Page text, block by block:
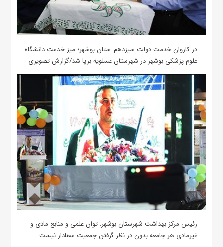
در کاروان خدمت دولت سیزدهم استان بوشهر؛ میز خدمت دانشگاه
علوم پزشکی بوشهر در شهرستان عسلویه برپا شد/گزارش تصویری
رئیس مرکز بهداشت شهرستان بوشهر: توان علمی و منابع مادی و
غیرمادی هر جامعه بدون در نظر گرفتن جمعیت معنادار نیست